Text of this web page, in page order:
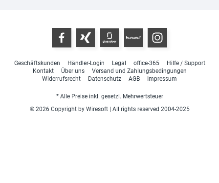
Geschäftskunden Händler-Login Legal office-365
Hilfe / Support
Kontakt
Über uns
Versand und Zahlungsbedingungen
Widerrufsrecht
Datenschutz AGB Impressum
* Alle Preise inkl. gesetzl. Mehrwertsteuer
© 2026 Copyright by Wiresoft | All rights reserved 2004-2025